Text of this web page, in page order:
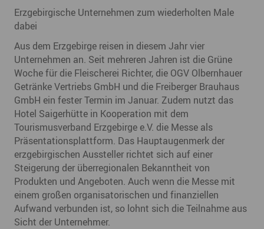
Erzgebirgische Unternehmen zum wiederholten Male
dabei
Aus dem Erzgebirge reisen in diesem Jahr vier
Unternehmen an. Seit mehreren Jahren ist die Grüne
Woche für die Fleischerei Richter, die OGV Olbernhauer
Getränke Vertriebs GmbH und die Freiberger Brauhaus
GmbH ein fester Termin im Januar. Zudem nutzt das
Hotel Saigerhütte in Kooperation mit dem
Tourismusverband Erzgebirge e.V. die Messe als
Präsentationsplattform. Das Hauptaugenmerk der
erzgebirgischen Aussteller richtet sich auf einer
Steigerung der überregionalen Bekanntheit von
Produkten und Angeboten. Auch wenn die Messe mit
einem großen organisatorischen und finanziellen
Aufwand verbunden ist, so lohnt sich die Teilnahme aus
Sicht der Unternehmer.